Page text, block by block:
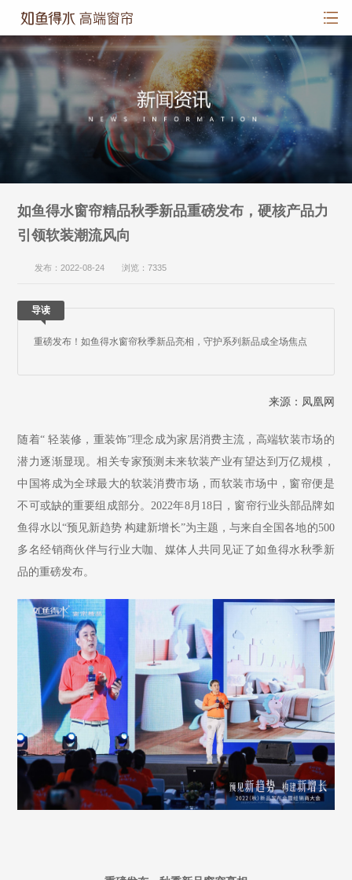
如鱼得水窗帘精品秋季新品重磅发布，硬核产品力
引领软装潮流风向
发布：2022-08-24 浏览：7335
导读
重磅发布！如鱼得水窗帘秋季新品亮相，守护系列新品成全场焦点
来源：凤凰网
随着“ 轻装修，重装饰”理念成为家居消费主流，高端软装市场的
潜力逐渐显现。相关专家预测未来软装产业有望达到万亿规模，
中国将成为全球最大的软装消费市场，而软装市场中，窗帘便是
不可或缺的重要组成部分。2022年8月18日，窗帘行业头部品牌如
鱼得水以“预见新趋势 构建新增长”为主题，与来自全国各地的500
多名经销商伙伴与行业大咖、媒体人共同见证了如鱼得水秋季新
品的重磅发布。